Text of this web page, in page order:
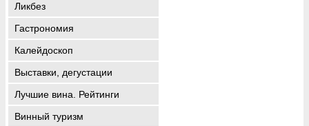
Ликбез
Гастрономия
Калейдоскоп
Выставки, дегустации
Лучшие вина. Рейтинги
Винный туризм